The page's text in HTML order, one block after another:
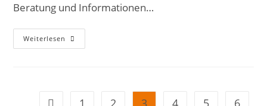
Beratung und Informationen…
Weiterlesen 17.
Bundesweite
Und/oder
Zur vorherigen Seite
1 2 3 4 5 6